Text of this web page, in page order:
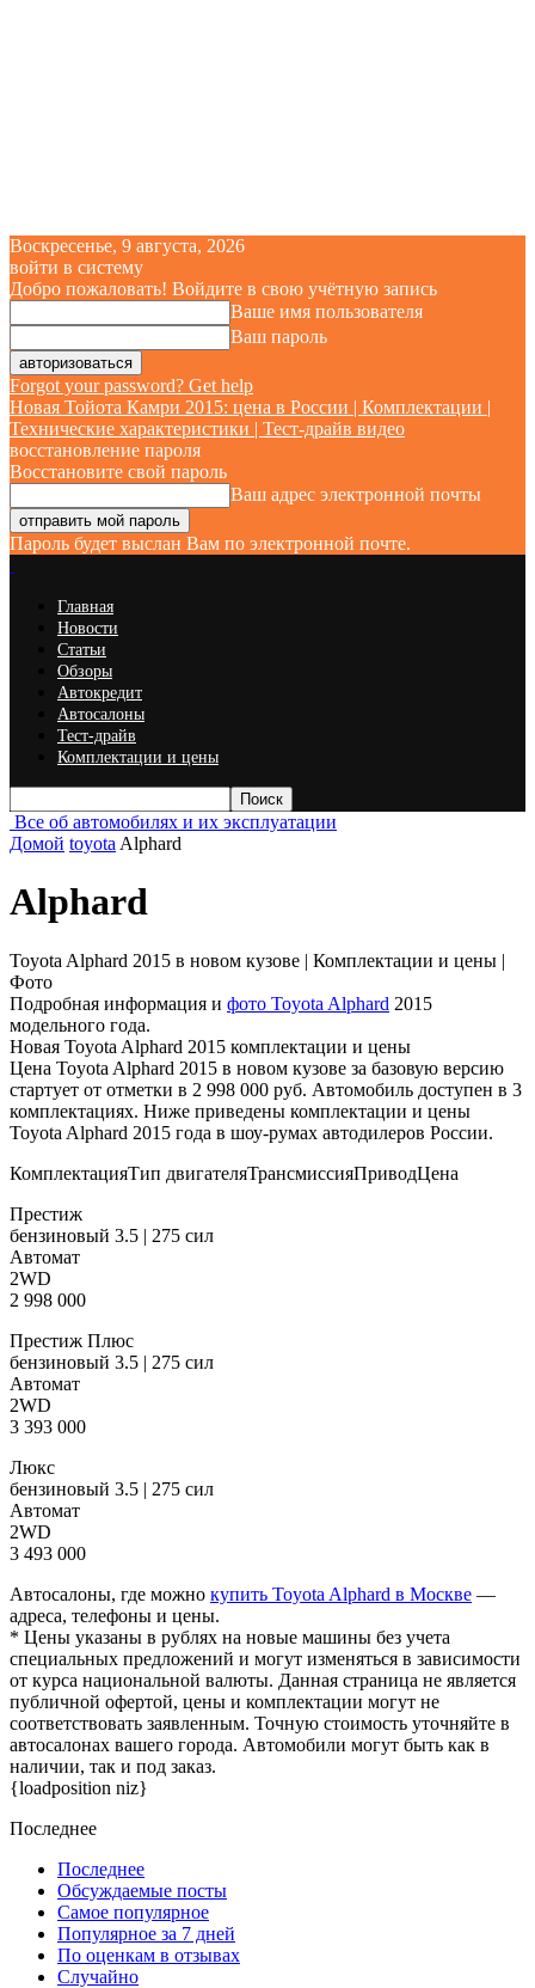
Воскресенье, 9 августа, 2026
войти в систему
Добро пожаловать! Войдите в свою учётную запись
Ваше имя пользователя
Ваш пароль
Forgot your password? Get help
Новая Тойота Камри 2015: цена в России | Комплектации |
Технические характеристики | Тест-драйв видео
восстановление пароля
Восстановите свой пароль
Ваш адрес электронной почты
Пароль будет выслан Вам по электронной почте.
Главная
Новости
Статьи
Обзоры
Автокредит
Автосалоны
Тест-драйв
Комплектации и цены
Все об автомобилях и их эксплуатации
Домой toyota Alphard
Alphard
Toyota Alphard 2015 в новом кузове | Комплектации и цены |
Фото
Подробная информация и фото Toyota Alphard 2015
модельного года.
Новая Toyota Alphard 2015 комплектации и цены
Цена Toyota Alphard 2015 в новом кузове за базовую версию
стартует от отметки в 2 998 000 руб. Автомобиль доступен в 3
комплектациях. Ниже приведены комплектации и цены
Toyota Alphard 2015 года в шоу-румах автодилеров России.
КомплектацияТип двигателяТрансмиссияПриводЦена
Престиж
бензиновый 3.5 | 275 сил
Автомат
2WD
2 998 000
Престиж Плюс
бензиновый 3.5 | 275 сил
Автомат
2WD
3 393 000
Люкс
бензиновый 3.5 | 275 сил
Автомат
2WD
3 493 000
Автосалоны, где можно купить Toyota Alphard в Москве —
адреса, телефоны и цены.
* Цены указаны в рублях на новые машины без учета
специальных предложений и могут изменяться в зависимости
от курса национальной валюты. Данная страница не является
публичной офертой, цены и комплектации могут не
соответствовать заявленным. Точную стоимость уточняйте в
автосалонах вашего города. Автомобили могут быть как в
наличии, так и под заказ.
{loadposition niz}
Последнее
Последнее
Обсуждаемые посты
Самое популярное
Популярное за 7 дней
По оценкам в отзывах
Случайно